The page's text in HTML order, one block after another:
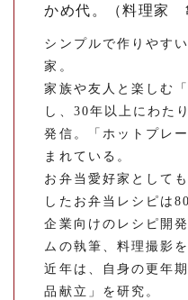
かめ代。（料理家
シンプルで作りやす
家。
家族や友人と楽しむ
し、30年以上にわた
発信。「ホットプレ
まれている。
お弁当愛好家として
したお弁当レシピは
企業向けのレシピ開
ムの執筆、料理撮影
近年は、自身の更年
品献立」を研究。